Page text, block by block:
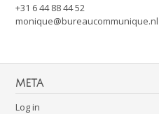
+31 6 44 88 44 52
monique@bureaucommunique.nl
META
Log in